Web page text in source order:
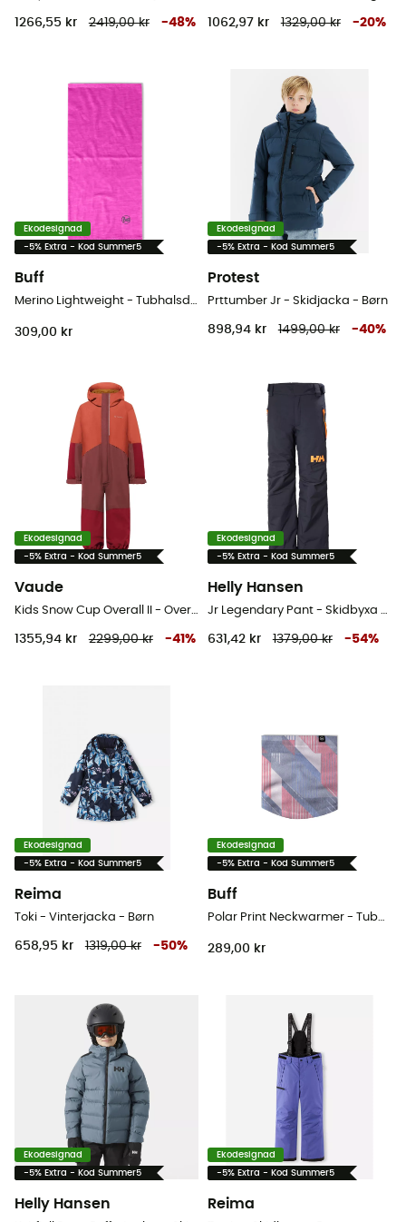
1266,55 kr 2419,00 kr -48% 1062,97 kr 1329,00 kr -20%
Ekodesignad
-5% Extra - Kod Summer5
Buff
309,00 kr
Ekodesignad
-5% Extra - Kod Summer5
Protest
Prttumber Jr - Skidjacka - Børn
898,94 kr 1499,00 kr -40%
Ekodesignad
-5% Extra - Kod Summer5
Vaude
1355,94 kr 2299,00 kr -41 %
Ekodesignad
-5% Extra - Kod Summer5
Helly Hansen
631,42 kr 1379,00 kr -54%
Ekodesignad
-5% Extra - Kod Summer5
Reima
Toki - Vinterjacka - Børn
658,95 kr 1319,00 kr -50%
Ekodesignad
-5% Extra - Kod Summer5
Buff
289,00 kr
Ekodesignad
-5% Extra - Kod Summer5
Helly Hansen
Ekodesignad
-5% Extra - Kod Summer5
Reima